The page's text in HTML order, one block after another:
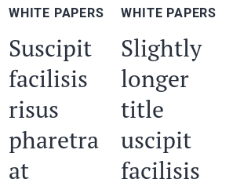
WHITE PAPERS
Suscipit
facilisis
risus
pharetra
at
WHITE PAPERS
Slightly
longer
title
uscipit
facilisis